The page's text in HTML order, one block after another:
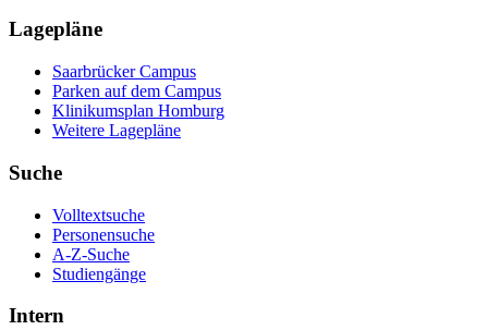
Lagepläne
Saarbrücker Campus
Parken auf dem Campus
Klinikumsplan Homburg
Weitere Lagepläne
Suche
Volltextsuche
Personensuche
A-Z-Suche
Studiengänge
Intern